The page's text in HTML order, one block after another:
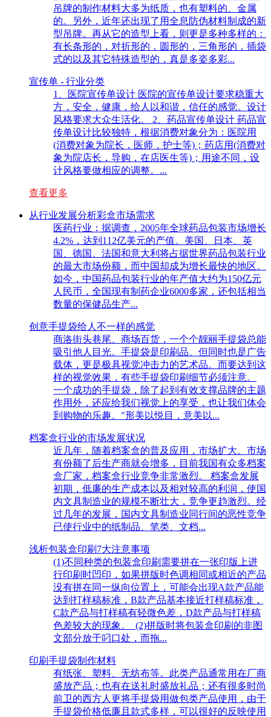
吊牌的制作材料大多为纸质，也有塑料的、金属
的。另外，近年还出现了用全息防伪材料制成的新
型吊牌。再从它的造型上看，则更是多种多样的：
有长条形的，对折形的，圆形的，三角形的，插袋
式的以及其它特殊造型的，真是多姿多彩...
宣传单 - 行业分类
1、医院宣传单设计 医院的宣传单设计要求稳重大
方，安全，健康，给人以和谐，信任的感觉。设计
风格要求大众生活化。 2、药品宣传单设计 药品宣
传单设计比较独特，根据消费对象分为：医院用
(消费对象为院长，医师，护士等)；药店用(消费对
象为院店长，导购，在店医生等)；用途不同，设
计风格要做相应的调整。...
查看更多
从行业发展分析彩盒市场需求
医药行业：据调查，2005年全球药品包装市场增长
4.2%，达到112亿美元的产值。美国、日本、英
国、德国、法国和意大利将占据世界药品包装行业
的最大市场份额，而中国却成为增长最快的地区。
如今，中国药品包装行业的年产值大约为150亿元
人民币，全国现有制药企业6000多家，还包括相当
数量的保健品生产...
创意手提袋给人不一样的感觉
商洛街头巷尾、商场百货，一个个靓丽手提袋总能
吸引他人目光。手提袋是印刷品、但同时也是广告
载体，更是极具视觉冲击力的艺术品。而要达到这
样的视觉效果，有些手提袋印刷细节必须注意。
一个成功的手提袋，除了起到有效支撑品牌的主题
作用外，还应给我们视觉上的享受，也让我们体会
到购物的乐趣。"形美以悦目，意美以...
档案盒行业的市场发展状况
近几年，随着档案盒的普及应用，市场扩大。市场
有份额了后生产商就会增多，目前我国有众多档案
盒厂家，档案盒行业竞争非常激烈。 档案盒发展
初期，低廉的生产成本以及相对较高的利润，使国
内文具制造业的规模不断壮大，竞争更趋激烈。经
过几年的发展，国内文具制造业同行间的恶性竞争
已使行业中的纸制品、笔类、文档...
浅析包装盒印刷7大注意事项
(1)不同种类的包装盒印刷需要拼在一张印版上进
行印刷时凹印，如果拼版时色调相同或相近的产品
没有拼在同一纵向位置上，可能会出现A款产品能
达到打样稿标准，B款产品基本接近打样稿标准，
C款产品与打样稿有轻微色差，D款产品与打样稿
色差较大的现象。 (2)拼版时将包装盒印刷的非图
文部分放于叼口处，而拖...
印刷手提袋制作材料
有纸张、塑料、无纺布等。此类产品通常用在厂商
盛放产品；也有在送礼时盛放礼品；还有很多时尚
前卫的西方人更将手提袋用做包类产品使用，由于
手提袋价格低廉且款式多样，可以很好的反映使用